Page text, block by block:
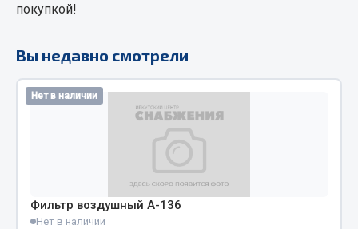
Болты
Гайки
Хомуты
покупкой!
Вы недавно смотрели
Нет в наличии
Фильтр воздушный А-136
Нет в наличии